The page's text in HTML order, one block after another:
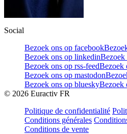
Social
Bezoek ons op facebook
Bezoek ons op linkedinBezoek
Bezoek ons op rss-feedBezoek
Bezoek ons op mastodon
Bezoek ons op blueskyBezoek
© 2026 Euractiv FR
Politique de confidentialité
Conditions générales
Conditions de vente